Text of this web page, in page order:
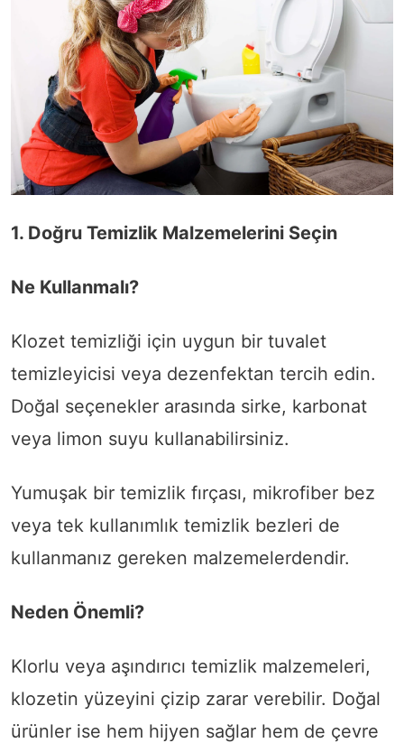
1. Doğru Temizlik Malzemelerini Seçin
Ne Kullanmalı?
Klozet temizliği için uygun bir tuvalet
temizleyicisi veya dezenfektan tercih edin.
Doğal seçenekler arasında sirke, karbonat
veya limon suyu kullanabilirsiniz.
Yumuşak bir temizlik fırçası, mikrofiber bez
veya tek kullanımlık temizlik bezleri de
kullanmanız gereken malzemelerdendir.
Neden Önemli?
Klorlu veya aşındırıcı temizlik malzemeleri,
klozetin yüzeyini çizip zarar verebilir. Doğal
ürünler ise hem hijyen sağlar hem de çevre